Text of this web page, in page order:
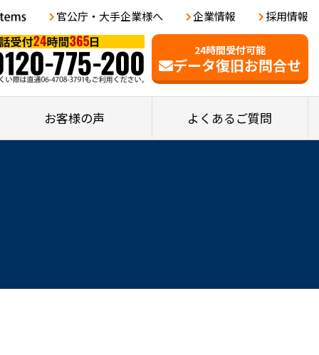
官公庁・大手企業様へ 企業情報 採用情報
24時間受付可能
データ復旧お問合せ
お客様の声 よくあるご質問